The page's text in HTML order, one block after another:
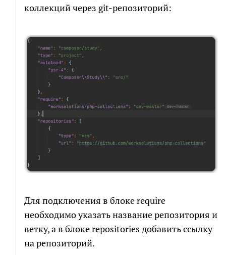
коллекций через git-репозиторий:
Для подключения в блоке require
необходимо указать название репозитория и
ветку, а в блоке repositories добавить ссылку
на репозиторий.